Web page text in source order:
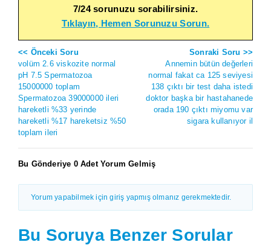
7/24 sorunuzu sorabilirsiniz.
Tıklayın, Hemen Sorunuzu Sorun.
<< Önceki Soru
volüm 2.6 viskozite normal
pH 7.5 Spermatozoa
15000000 toplam
Spermatozoa 39000000 ileri
hareketli %33 yerinde
hareketli %17 hareketsiz %50
toplam ileri
Sonraki Soru >>
Annemin bütün değerleri
normal fakat ca 125 seviyesi
138 çıktı bir test daha istedi
doktor başka bir hastahanede
orada 190 çıktı miyomu var
sigara kullanıyor il
Bu Gönderiye 0 Adet Yorum Gelmiş
Yorum yapabilmek için giriş yapmış olmanız gerekmektedir.
Bu Soruya Benzer Sorular